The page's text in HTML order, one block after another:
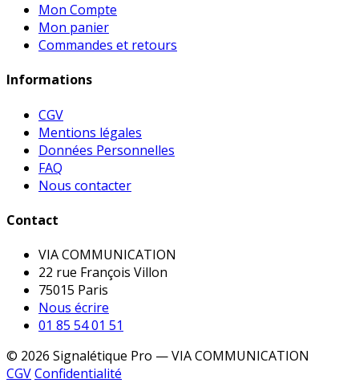
Mon Compte
Mon panier
Commandes et retours
Informations
CGV
Mentions légales
Données Personnelles
FAQ
Nous contacter
Contact
VIA COMMUNICATION
22 rue François Villon
75015 Paris
Nous écrire
01 85 54 01 51
© 2026 Signalétique Pro — VIA COMMUNICATION
CGVConfidentialité